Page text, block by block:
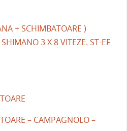
+ SCHIMBATOARE )
3 X 8 VITEZE. ST-EF
– CAMPAGNOLO –